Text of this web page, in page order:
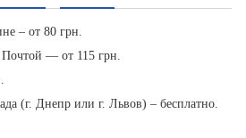
– от 80 грн.
Почтой — от 115 грн.
(г. Днепр или г. Львов) – бесплатно.